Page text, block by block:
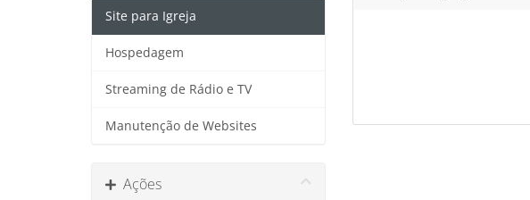
Site para Igreja
Hospedagem
Streaming de Rádio e TV
Manutenção de Websites
Ações